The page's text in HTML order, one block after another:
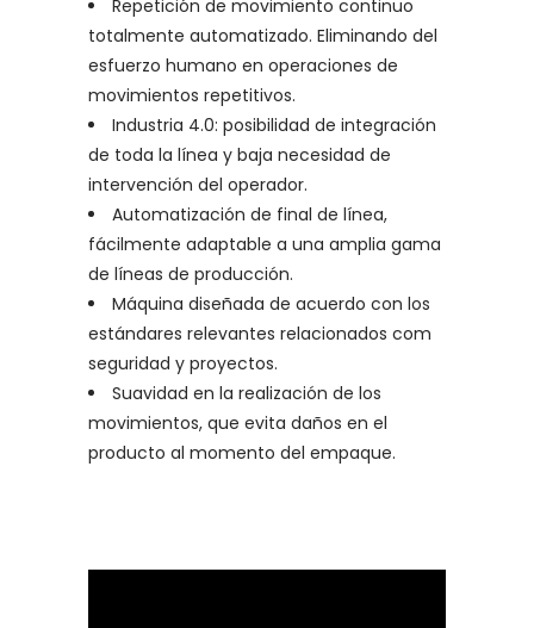
Repetición de movimiento continuo
totalmente automatizado. Eliminando del
esfuerzo humano en operaciones de
movimientos repetitivos.
Industria 4.0: posibilidad de integración
de toda la línea y baja necesidad de
intervención del operador.
Automatización de final de línea,
fácilmente adaptable a una amplia gama
de líneas de producción.
Máquina diseñada de acuerdo con los
estándares relevantes relacionados com
seguridad y proyectos.
Suavidad en la realización de los
movimientos, que evita daños en el
producto al momento del empaque.